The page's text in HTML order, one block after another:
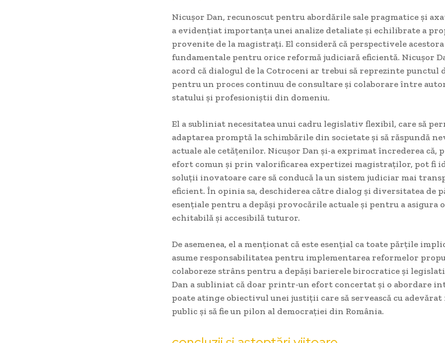
Nicușor Dan, recunoscut pentru abordările sale pragmatice și
a evidențiat importanța unei analize detaliate și echilibrate a
provenite de la magistrați. El consideră că perspectivele
fundamentale pentru orice reformă judiciară eficientă. Nicușor
acord că dialogul de la Cotroceni ar trebui să reprezinte punctul
pentru un proces continuu de consultare și colaborare între
statului și profesioniștii din domeniu.
El a subliniat necesitatea unui cadru legislativ flexibil, care să
adaptarea promptă la schimbările din societate și să răspundă
actuale ale cetățenilor. Nicușor Dan și-a exprimat încrederea că,
efort comun și prin valorificarea expertizei magistraților, pot fi
soluții inovatoare care să conducă la un sistem judiciar mai
eficient. În opinia sa, deschiderea către dialog și diversitatea de
esențiale pentru a depăși provocările actuale și pentru a asigura
echitabilă și accesibilă tuturor.
De asemenea, el a menționat că este esențial ca toate părțile
asume responsabilitatea pentru implementarea reformelor
colaboreze strâns pentru a depăși barierele birocratice și
Dan a subliniat că doar printr-un efort concertat și o abordare
poate atinge obiectivul unei justiții care să servească cu
public și să fie un pilon al democrației din România.